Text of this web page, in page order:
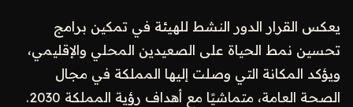
يعكس القرار الدور النشط للهيئة في تمكين برامج
تحسين نمط الحياة على الصعيدين المحلي والإقليمي،
ويؤكد المكانة التي وصلت إليها المملكة في مجال
الصحة العامة، متماشيًا مع أهداف رؤية المملكة 2030.